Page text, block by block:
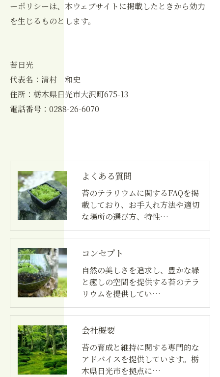
ーポリシーは、本ウェブサイトに掲載したときから効力
を生じるものとします。
苔日光
代表名：清村 和史
住所：栃木県日光市大沢町675-13
電話番号：0288-26-6070
よくある質問
苔のテラリウムに関するFAQを掲
載しており、お手入れ方法や適切
な場所の選び方、特性…
コンセプト
自然の美しさを追求し、豊かな緑
と癒しの空間を提供する苔のテラ
リウムを提供してい…
会社概要
苔の育成と維持に関する専門的な
アドバイスを提供しています。栃
木県日光市を拠点に…